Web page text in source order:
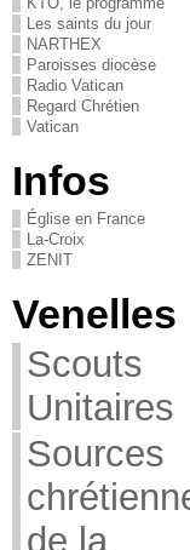
Les saints du jour
NARTHEX
Paroisses diocèse
Radio Vatican
Regard Chrétien
Vatican
Infos
Église en France
La-Croix
ZENIT
Venelles
Scouts
Unitaires
Sources
de la